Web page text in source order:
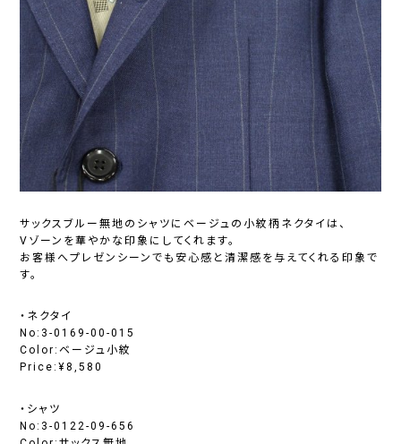
サックスブルー無地のシャツにベージュの小紋柄ネクタイは、
Vゾーンを華やかな印象にしてくれます。
お客様へプレゼンシーンでも安心感と清潔感を与えてくれる印象で
す。
・ネクタイ
No:3-0169-00-015
Color:ベージュ小紋
Price:¥8,580
・シャツ
No:3-0122-09-656